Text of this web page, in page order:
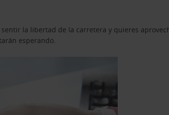
la libertad de la carretera y quieres
esperando.